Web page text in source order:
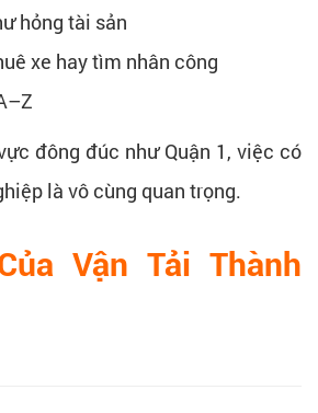
hỏng tài sản
xe hay tìm nhân công
đông đúc như Quận 1, việc có
là vô cùng quan trọng.
Vận Tải Thành